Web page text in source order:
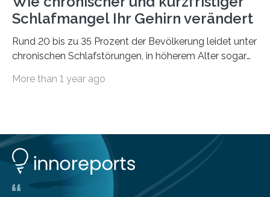
Schlafmangel Ihr Gehirn verändert
Rund 20 bis zu 35 Prozent der Bevölkerung leidet unter
chronischen Schlafstörungen, in höherem Alter sogar
Erwachsene kennt zudem ein kurzfristiges Schlafdefizit:
Forscher:innen konnten in einer aktuellen Metastudie
zeigen, dass sich die jeweils beteiligten Gehirnregionen
deutlich unterscheiden. Die Ergebnisse der Studie
wurden im Fachmagazin JAMA Psychiatry
More than 1 year ago